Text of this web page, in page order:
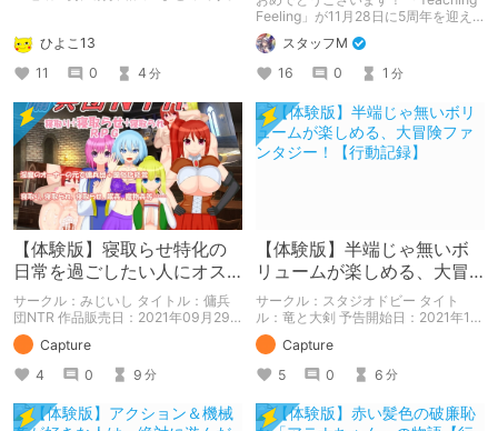
ひよこ13
11
0 4 分
Feeling」が11月28日に5周年を迎え
ました！ 記念すべき5周年記念、既存
ユーザーも新規ユーザーも、この機会
にシルヴィちゃんに会いにいきません
か？
スタッフM
16
0 1 分
【体験版】寝取らせ特化の
日常を過ごしたい人にオス
スメ！【行動記録】
サークル：みじいし タイトル：傭兵
団NTR 作品販売日：2021年09月29
日 発売済みの作品の体験版の内容を
中心に紹介しているまとめ記事です。
体験版の「ネタバレ」を含んだ内容を
まとめているので、苦手な方は注意し
て下さい。
Capture
4
0 9 分
【体験版】半端じゃ無いボ
リュームが楽しめる、大冒
険ファンタジー！【行動記
録】
サークル：スタジオドビー タイト
ル：竜と大剣 予告開始日：2021年12
月11日 作品販売日：- 予告作品の体験
版の内容を中心に紹介しているまとめ
記事です。 体験版の「ネタバレ」を
含んだ内容をまとめているので、苦手
な方は注意して下さい。
Capture
5
0 6 分